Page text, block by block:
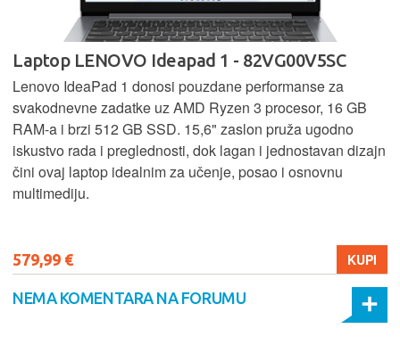
Laptop LENOVO Ideapad 1 - 82VG00V5SC
Lenovo IdeaPad 1 donosi pouzdane performanse za
svakodnevne zadatke uz AMD Ryzen 3 procesor, 16 GB
RAM-a i brzi 512 GB SSD. 15,6" zaslon pruža ugodno
iskustvo rada i preglednosti, dok lagan i jednostavan dizajn
čini ovaj laptop idealnim za učenje, posao i osnovnu
multimediju.
579,99 € KUPI
NEMA KOMENTARA NA FORUMU